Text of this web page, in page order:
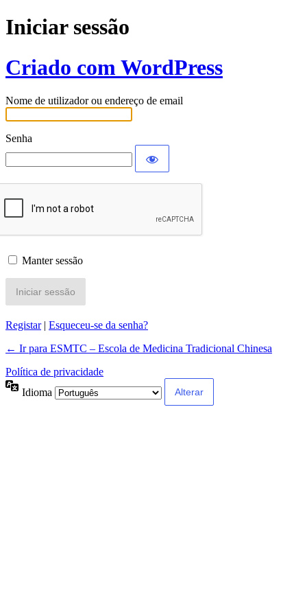
Iniciar sessão
Criado com WordPress
Nome de utilizador ou endereço de email
Senha
Manter sessão
Registar| Esqueceu-se da senha?
← Ir para ESMTC – Escola de Medicina Tradicional Chinesa
Política de privacidade
Idioma